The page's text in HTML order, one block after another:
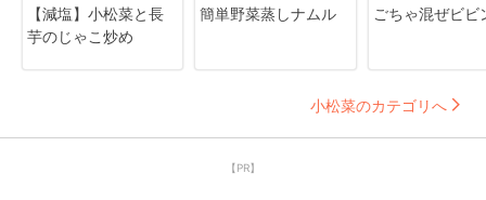
【減塩】小松菜と長
芋のじゃこ炒め
簡単野菜蒸しナムル ごちゃ混ぜビビ
小松菜のカテゴリへ
【PR】